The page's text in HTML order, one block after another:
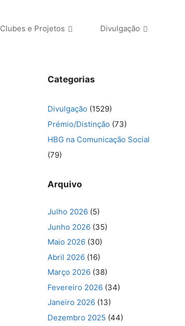
Clubes e Projetos Divulgação
Categorias
Divulgação (1529)
Prémio/Distinção (73)
HBG na Comunicação Social
(79)
Arquivo
Julho 2026 (5)
Junho 2026 (35)
Maio 2026 (30)
Abril 2026 (16)
Março 2026 (38)
Fevereiro 2026 (34)
Janeiro 2026 (13)
Dezembro 2025 (44)